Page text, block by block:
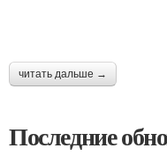
читать дальше →
Последние